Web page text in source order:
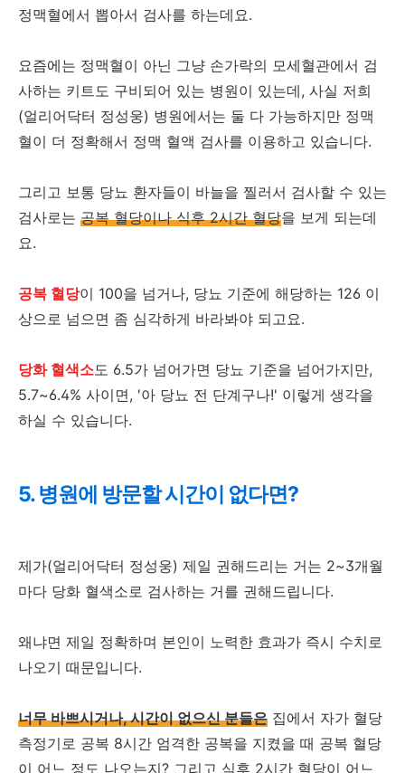
정맥혈에서 뽑아서 검사를 하는데요.
요즘에는 정맥혈이 아닌 그냥 손가락의 모세혈관에서 검
사하는 키트도 구비되어 있는 병원이 있는데, 사실 저희
(얼리어닥터 정성웅) 병원에서는 둘 다 가능하지만 정맥
혈이 더 정확해서 정맥 혈액 검사를 이용하고 있습니다.
그리고 보통 당뇨 환자들이 바늘을 찔러서 검사할 수 있는
검사로는 공복 혈당이나 식후 2시간 혈당을 보게 되는데
요.
공복 혈당이 100을 넘거나, 당뇨 기준에 해당하는 126 이
상으로 넘으면 좀 심각하게 바라봐야 되고요.
당화 혈색소도 6.5가 넘어가면 당뇨 기준을 넘어가지만,
5.7~6.4% 사이면, '아 당뇨 전 단계구나!' 이렇게 생각을
하실 수 있습니다.
5. 병원에 방문할 시간이 없다면?
제가(얼리어닥터 정성웅) 제일 권해드리는 거는 2~3개월
마다 당화 혈색소로 검사하는 거를 권해드립니다.
왜냐면 제일 정확하며 본인이 노력한 효과가 즉시 수치로
나오기 때문입니다.
너무 바쁘시거나, 시간이 없으신 분들은 집에서 자가 혈당
측정기로 공복 8시간 엄격한 공복을 지켰을 때 공복 혈당
이 어느 정도 나오는지? 그리고 식후 2시간 혈당이 어느